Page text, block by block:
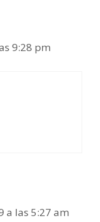
9:28 pm
a las 5:27 am